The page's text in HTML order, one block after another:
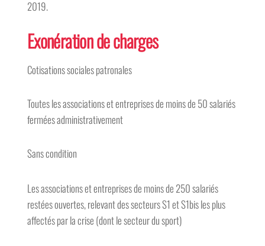
2019.
Exonération de charges
Cotisations sociales patronales
Toutes les associations et entreprises de moins de 50 salariés
fermées administrativement
Sans condition
Les associations et entreprises de moins de 250 salariés
restées ouvertes, relevant des secteurs S1 et S1bis les plus
affectés par la crise (dont le secteur du sport)